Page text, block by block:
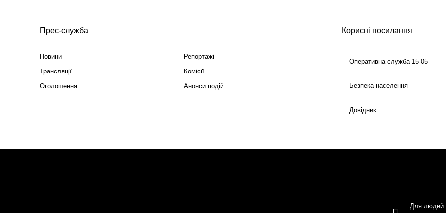
Прес-служба
Новини
Репортажі
Трансляції
Комісії
Оголошення
Анонси подій
Корисні посилання
Оперативна служба 15-05
Безпека населення
Довідник
Для людей